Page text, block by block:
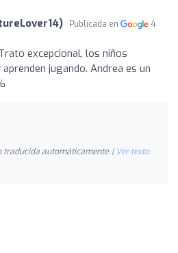
Publicada en
4
excepcional, los niños
jugando. Andrea es un
traducida automáticamente. | Ver texto